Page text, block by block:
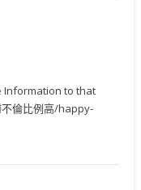
Information to that
倫比例高/happy-